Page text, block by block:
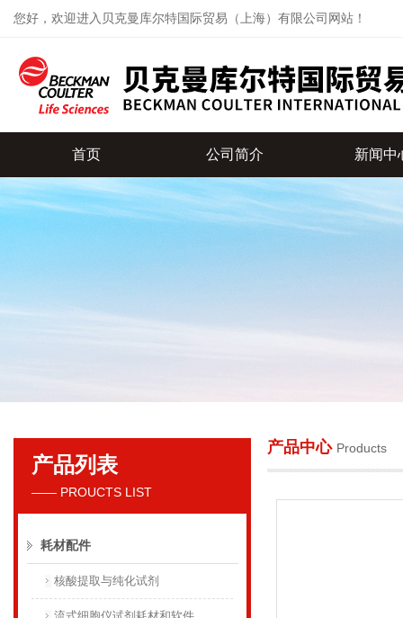
您好，欢迎进入贝克曼库尔特国际贸易（上海）有限公司网站！
贝克曼库尔特国际贸易（上海）有限公司
首页 公司简介 新闻中
产品列表
—— PROUCTS LIST
耗材配件
核酸提取与纯化试剂
产品中心 Products